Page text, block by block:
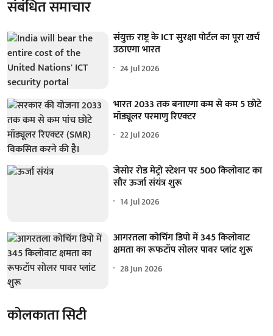
संबंधित समाचार
संयुक्त राष्ट्र के ICT सुरक्षा पोर्टल का पूरा खर्च
उठाएगा भारत
24 Jul 2026
भारत 2033 तक बनाएगा कम से कम 5 छोटे
मॉड्यूलर परमाणु रिएक्टर
22 Jul 2026
जेसोर रोड मेट्रो स्टेशन पर 500 किलोवाट का
सौर ऊर्जा संयंत्र शुरू
14 Jul 2026
आगरतला कोचिंग डिपो में 345 किलोवाट
क्षमता का रूफटॉप सोलर पावर प्लांट शुरू
28 Jun 2026
कोलकाता सिटी